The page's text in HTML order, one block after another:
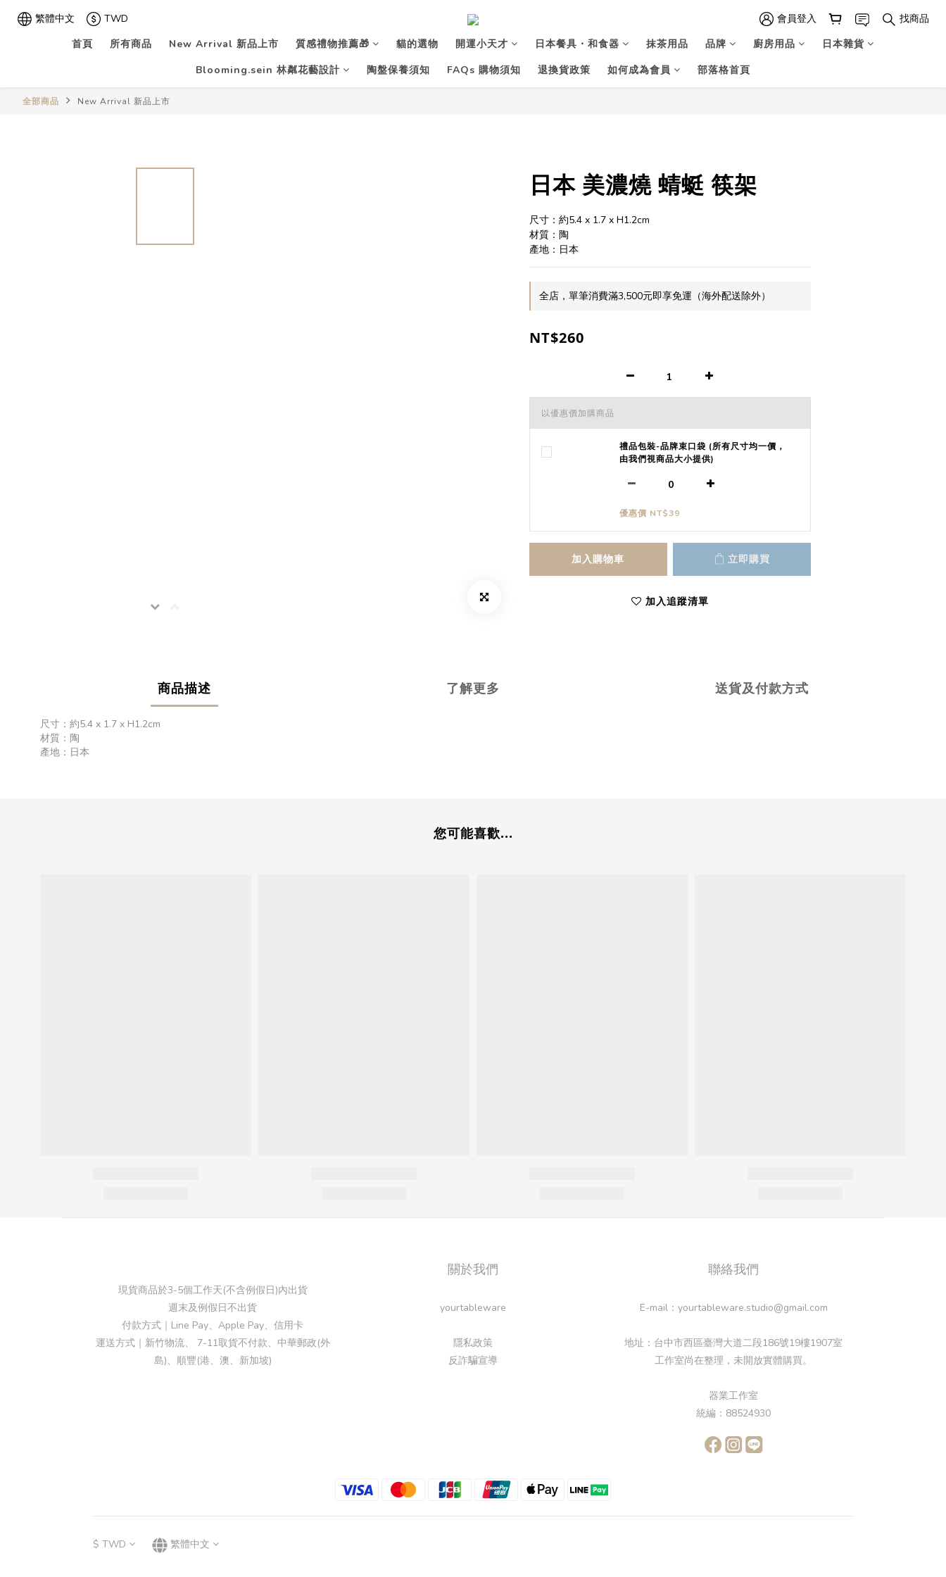
繁體中文 TWD 會員登入
找商品
首頁
所有商品 New Arrival 新品上市 質感禮物推薦🎁 貓的選物 開運小天才 日本餐具・和食器 抹茶用品 品牌 廚房用品
日本雜貨
Blooming.sein 林粼花藝設計
陶盤保養須知 FAQs 購物須知 退換貨政策 如何成為會員 部落格首頁
全部商品 New Arrival 新品上市
日本 美濃燒 蜻蜓 筷架
尺寸：約5.4 x 1.7 x H1.2cm
材質：陶
產地：日本
全店，單筆消費滿3,500元即享免運（海外配送除外）
NT$260
以優惠價加購商品
禮品包裝-品牌束口袋 (所有尺寸均一價，
由我們視商品大小提供)
優惠價 NT$39
加入購物車 立即購買
加入追蹤清單
商品描述 了解更多 送貨及付款方式
尺寸：約5.4 x 1.7 x H1.2cm
材質：陶
產地：日本
您可能喜歡...
現貨商品於3-5個工作天(不含例假日)內出貨
週末及例假日不出貨
付款方式｜Line Pay、Apple Pay、信用卡
運送方式｜新竹物流、 7-11取貨不付款、中華郵政(外
島)、順豐(港、澳、新加坡)
關於我們
yourtableware
隱私政策
反詐騙宣導
聯絡我們
E-mail：yourtableware.studio@gmail.com
地址：台中市西區臺灣大道二段186號19樓1907室
工作室尚在整理，未開放實體購買。
器業工作室
統編：88524930
$ TWD 繁體中文